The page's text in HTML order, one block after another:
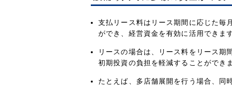
支払リース料はリース期間に応じた毎
ができ、経営資金を有効に活用できます
リースの場合は、リース料をリース期
初期投資の負担を軽減することができ
たとえば、多店舗展開を行う場合、同